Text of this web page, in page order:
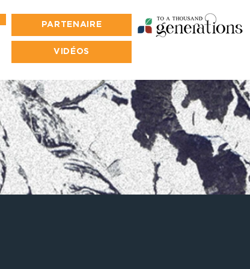
PARTENAIRE
VIDÉOS